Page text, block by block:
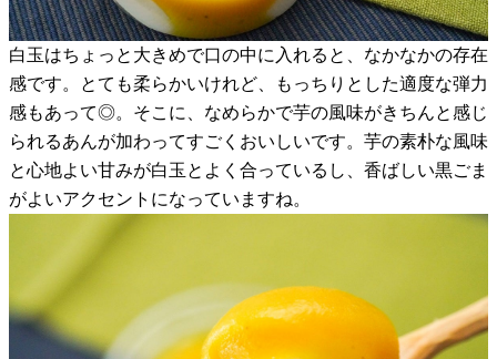
白玉はちょっと大きめで口の中に入れると、なかなかの存在
感です。とても柔らかいけれど、もっちりとした適度な弾力
感もあって◎。そこに、なめらかで芋の風味がきちんと感じ
られるあんが加わってすごくおいしいです。芋の素朴な風味
と心地よい甘みが白玉とよく合っているし、香ばしい黒ごま
がよいアクセントになっていますね。